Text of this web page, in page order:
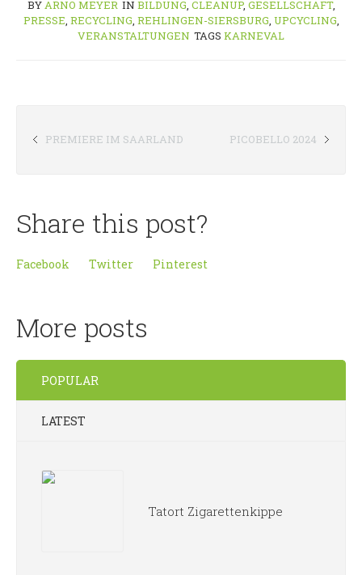
BYARNO MEYER IN BILDUNG, CLEANUP, GESELLSCHAFT,
PRESSE, RECYCLING, REHLINGEN-SIERSBURG, UPCYCLING,
VERANSTALTUNGEN TAGS KARNEVAL
PICOBELLO 2024
PREMIERE IM SAARLAND
Share this post?
Facebook Twitter Pinterest
More posts
POPULAR
LATEST
Tatort Zigarettenkippe